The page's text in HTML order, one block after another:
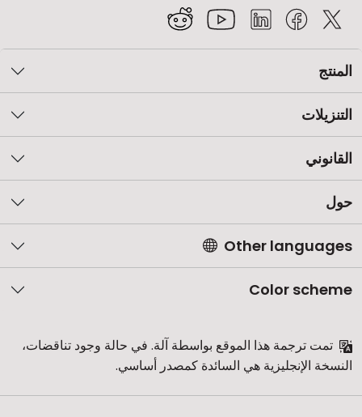
المنتج
التنزيلات
القانوني
حول
Other languages
Color scheme
تمت ترجمة هذا الموقع بواسطة آلة. في حالة وجود تناقضات،
النسخة الإنجليزية هي السائدة كمصدر أساسي.